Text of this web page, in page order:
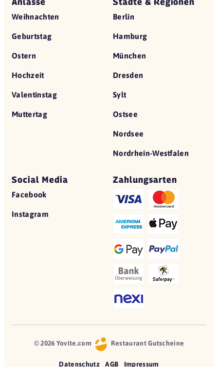
Weihnachten
Geburtstag
Ostern
Hochzeit
Valentinstag
Muttertag
Berlin
Hamburg
München
Dresden
Sylt
Ostsee
Nordsee
Nordrhein-Westfalen
Social Media
Facebook
Instagram
Zahlungsarten
© 2026 Yovite.com Restaurant Gutscheine
Datenschutz AGB Impressum